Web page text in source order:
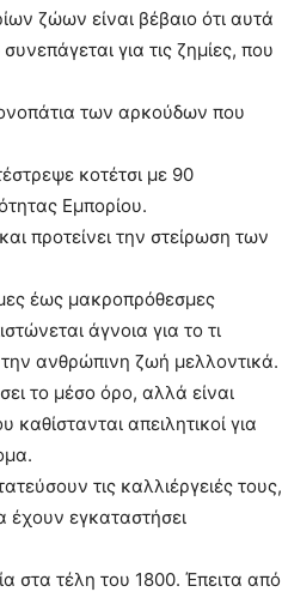
ζώων είναι βέβαιο ότι αυτά
για τις ζημίες, που
των αρκούδων που
κοτέτσι με 90
Εμπορίου.
προτείνει την στείρωση των
έως μακροπρόθεσμες
άγνοια για το τι
την ανθρώπινη ζωή μελλοντικά.
το μέσο όρο, αλλά είναι
απειλητικοί για
τις καλλιέργειές τους,
έχουν εγκαταστήσει
στα τέλη του 1800. Έπειτα από